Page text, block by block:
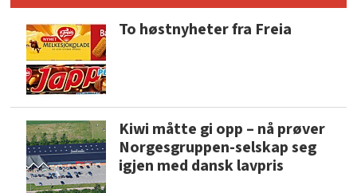
To høstnyheter fra Freia
Kiwi måtte gi opp – nå prøver
Norgesgruppen-selskap seg
igjen med dansk lavpris